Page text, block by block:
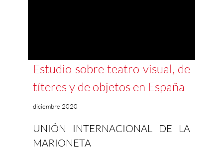
Estudio sobre teatro visual, de
títeres y de objetos en España
diciembre 2020
UNIÓN INTERNACIONAL DE LA
MARIONETA